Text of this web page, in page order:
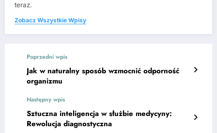
teraz.
Zobacz Wszystkie Wpisy
Poprzedni wpis
Jak w naturalny sposób wzmocnić odporność
organizmu
Następny wpis
Sztuczna inteligencja w służbie medycyny:
Rewolucja diagnostyczna